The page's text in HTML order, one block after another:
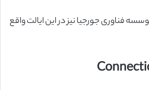
فناوری جورجیا نیز در این ایالت واقع